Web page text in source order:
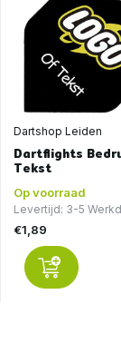
Dartshop Leiden
Dartflights
Tekst
Op voorraad
Levertijd: 3-5
€1,89